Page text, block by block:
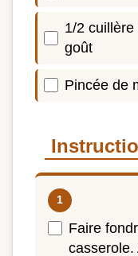
1/2
goût
Pincée de
Faire
casserole.